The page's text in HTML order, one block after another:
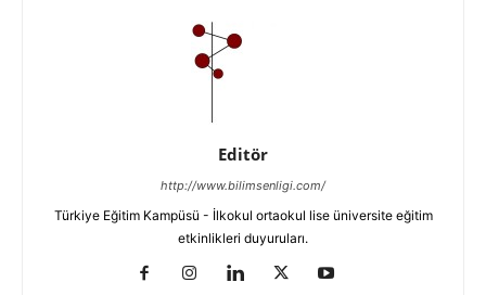
Editör
http://www.bilimsenligi.com/
Türkiye Eğitim Kampüsü - İlkokul ortaokul lise üniversite eğitim
etkinlikleri duyuruları.